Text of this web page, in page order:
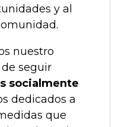
y al
nuestro
seguir
socialmente
dedicados a
que